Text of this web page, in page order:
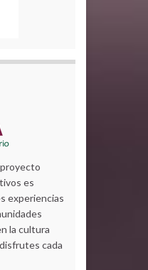
es
experiencias
la cultura
cada